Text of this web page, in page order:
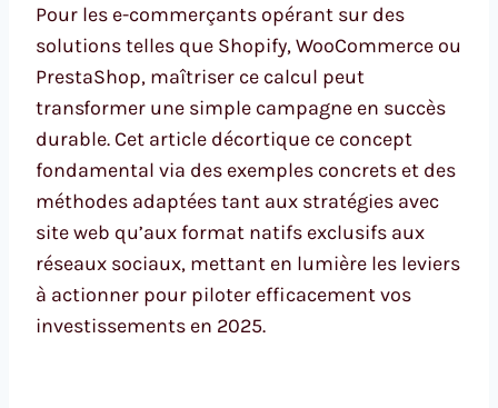
Pour les e-commerçants opérant sur des
solutions telles que Shopify, WooCommerce ou
PrestaShop, maîtriser ce calcul peut
transformer une simple campagne en succès
durable. Cet article décortique ce concept
fondamental via des exemples concrets et des
méthodes adaptées tant aux stratégies avec
site web qu’aux format natifs exclusifs aux
réseaux sociaux, mettant en lumière les leviers
à actionner pour piloter efficacement vos
investissements en 2025.